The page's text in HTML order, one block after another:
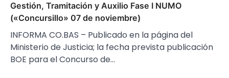
Gestión, Tramitación y Auxilio Fase I NUMO
(«Concursillo» 07 de noviembre)
INFORMA CO.BAS – Publicado en la página del
Ministerio de Justicia; la fecha prevista publicación
BOE para el Concurso de…